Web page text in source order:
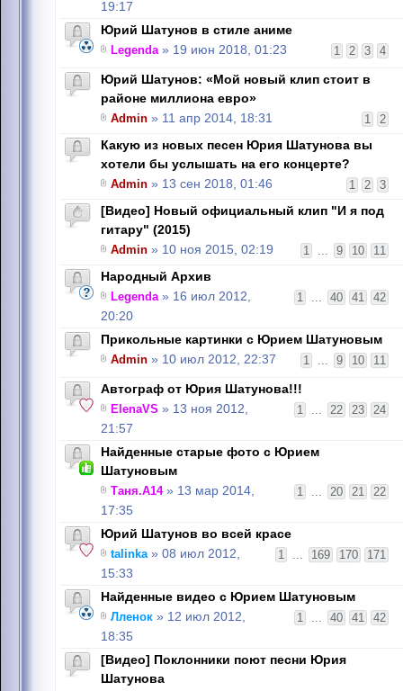
19:17
Юрий Шатунов в стиле аниме
1 2 3 4
Legenda» 19 июн 2018, 01:23
Юрий Шатунов: «Мой новый клип стоит в
районе миллиона евро»
1 2
Admin » 11 апр 2014, 18:31
Какую из новых песен Юрия Шатунова вы
хотели бы услышать на его концерте?
1 2 3
Admin » 13 сен 2018, 01:46
[Видео] Новый официальный клип "И я под
гитару" (2015)
1 ... 9 10 11
Admin » 10 ноя 2015, 02:19
Народный Архив
1 ... 40 41 42
Legenda» 16 июл 2012,
20:20
Прикольные картинки с Юрием Шатуновым
1 ... 9 10 11
Admin » 10 июл 2012, 22:37
Автограф от Юрия Шатунова!!!
1 ... 22 23 24
ElenaVS » 13 ноя 2012,
21:57
Найденные старые фото с Юрием
Шатуновым
1 ... 20 21 22
Таня.А14» 13 мар 2014,
17:35
Юрий Шатунов во всей красе
1 ... 169 170 171
talinka» 08 июл 2012,
15:33
Найденные видео с Юрием Шатуновым
1 ... 40 41 42
Лленок » 12 июл 2012,
18:35
[Видео] Поклонники поют песни Юрия
Шатунова